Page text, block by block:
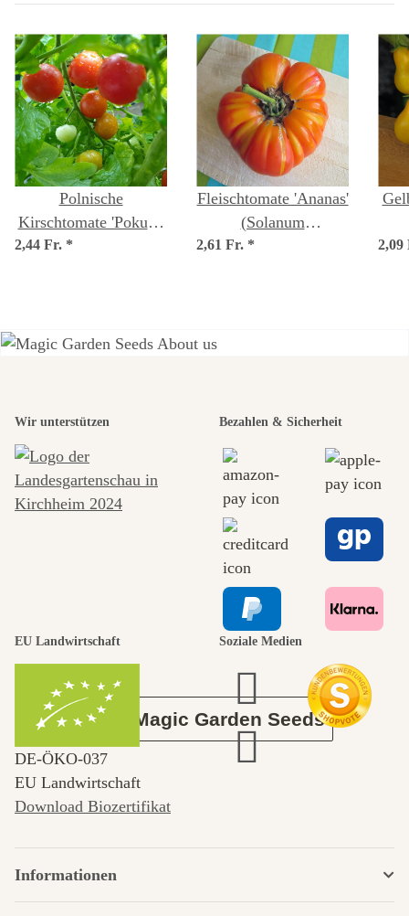
Polnische
Kirschtomate 'Pokusa'
(Solanum
2,44 Fr. *
Fleischtomate 'Ananas'
(Solanum
lycopersicum) Bio
2,61 Fr. *
schönsten
Wege zu uns
selbst führt
durch den
Garten
Über Magic Garden Seeds
Wir unterstützen Bezahlen & Sicherheit
EU Landwirtschaft
DE‑ÖKO‑037
EU Landwirtschaft
Download Biozertifikat
Soziale Medien
Informationen